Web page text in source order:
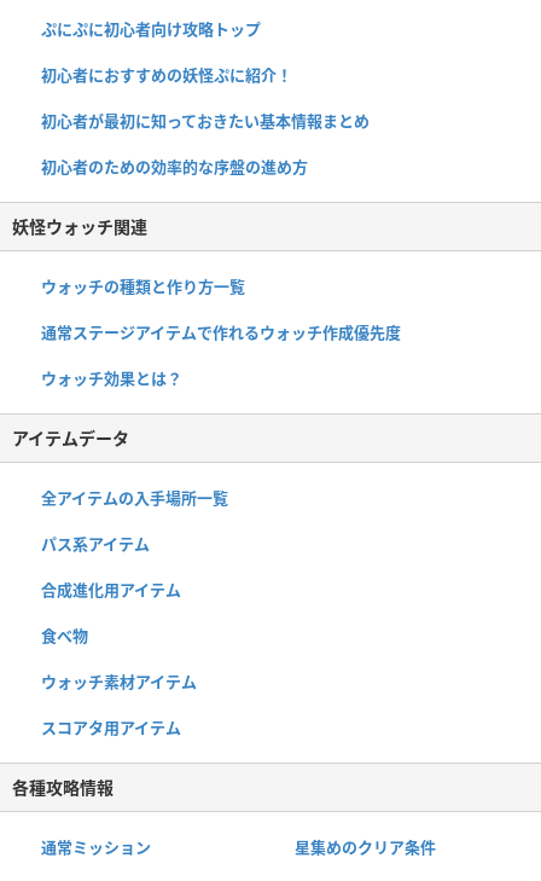
ぷにぷに初心者向け攻略トップ
初心者におすすめの妖怪ぷに紹介！
初心者が最初に知っておきたい基本情報まとめ
初心者のための効率的な序盤の進め方
妖怪ウォッチ関連
ウォッチの種類と作り方一覧
通常ステージアイテムで作れるウォッチ作成優先度
ウォッチ効果とは？
アイテムデータ
全アイテムの入手場所一覧
パス系アイテム
合成進化用アイテム
食べ物
ウォッチ素材アイテム
スコアタ用アイテム
各種攻略情報
通常ミッション 星集めのクリア条件